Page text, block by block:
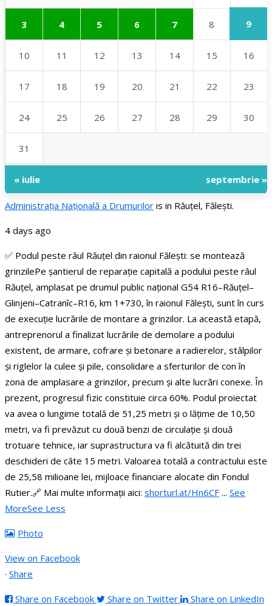
3 4 5 6 7 8 9
10 11 12 13 14 15 16
17 18 19 20 21 22 23
24 25 26 27 28 29 30
31
« iulie septembrie »
Administraţia Națională a Drumurilor is in Răuțel, Fălești.
4 days ago
✅ Podul peste râul Răuțel din raionul Fălești: se montează
grinzilePe șantierul de reparație capitală a podului peste râul
Răuțel, amplasat pe drumul public național G54 R16–Răuțel–
Glinjeni–Catranîc–R16, km 1+730, în raionul Fălești, sunt în curs
de execuție lucrările de montare a grinzilor. La această etapă,
antreprenorul a finalizat lucrările de demolare a podului
existent, de armare, cofrare și betonare a radierelor, stâlpilor
și riglelor la culee și pile, consolidare a sferturilor de con în
zona de amplasare a grinzilor, precum și alte lucrări conexe. În
prezent, progresul fizic constituie circa 60%. Podul proiectat
va avea o lungime totală de 51,25 metri și o lățime de 10,50
metri, va fi prevăzut cu două benzi de circulație și două
trotuare tehnice, iar suprastructura va fi alcătuită din trei
deschideri de câte 15 metri. Valoarea totală a contractului este
de 25,58 milioane lei, mijloace financiare alocate din Fondul
Rutier.🔗 Mai multe informații aici: shorturl.at/Hn6CF ... See
MoreSee Less
Photo
View on Facebook
· Share
Share on Facebook Share on Twitter
Share on LinkedIn